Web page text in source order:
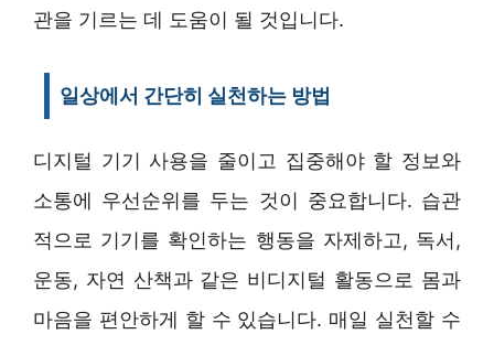
관을 기르는 데 도움이 될 것입니다.
일상에서 간단히 실천하는 방법
디지털 기기 사용을 줄이고 집중해야 할 정보와
소통에 우선순위를 두는 것이 중요합니다. 습관
적으로 기기를 확인하는 행동을 자제하고, 독서,
운동, 자연 산책과 같은 비디지털 활동으로 몸과
마음을 편안하게 할 수 있습니다. 매일 실천할 수